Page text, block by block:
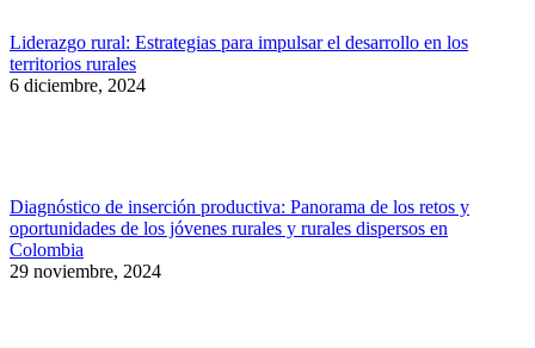
Liderazgo rural: Estrategias para impulsar el desarrollo en los
territorios rurales
6 diciembre, 2024
Diagnóstico de inserción productiva: Panorama de los retos y
oportunidades de los jóvenes rurales y rurales dispersos en
Colombia
29 noviembre, 2024